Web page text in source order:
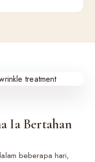
Ia Bertahan
beberapa hari,